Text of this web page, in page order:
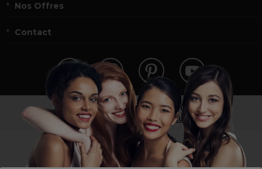
Nos Offres
Contact
Vous n’êtes pas un professionnel ?
Visitez notre site pour les particuliers!